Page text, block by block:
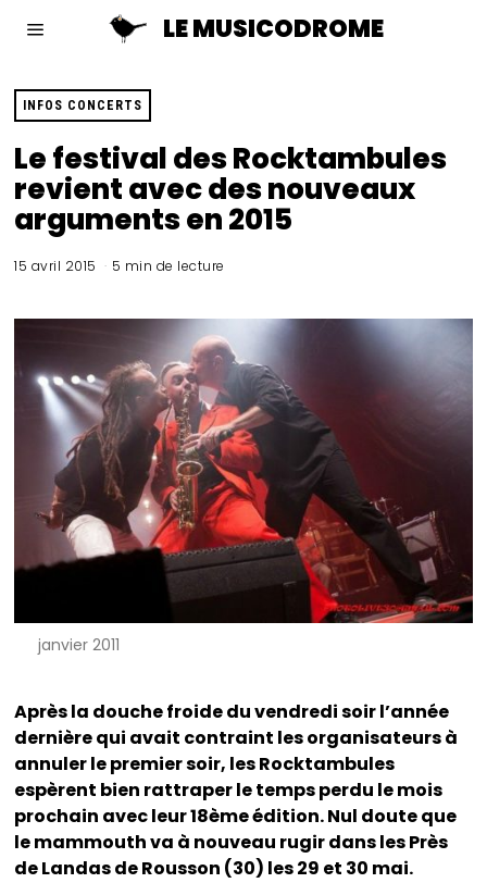
LE MUSICODROME
INFOS CONCERTS
Le festival des Rocktambules
revient avec des nouveaux
arguments en 2015
15 avril 2015 5 min de lecture
janvier 2011
Après la douche froide du vendredi soir l’année
dernière qui avait contraint les organisateurs à
annuler le premier soir, les Rocktambules
espèrent bien rattraper le temps perdu le mois
prochain avec leur 18ème édition. Nul doute que
le mammouth va à nouveau rugir dans les Près
de Landas de Rousson (30) les 29 et 30 mai.